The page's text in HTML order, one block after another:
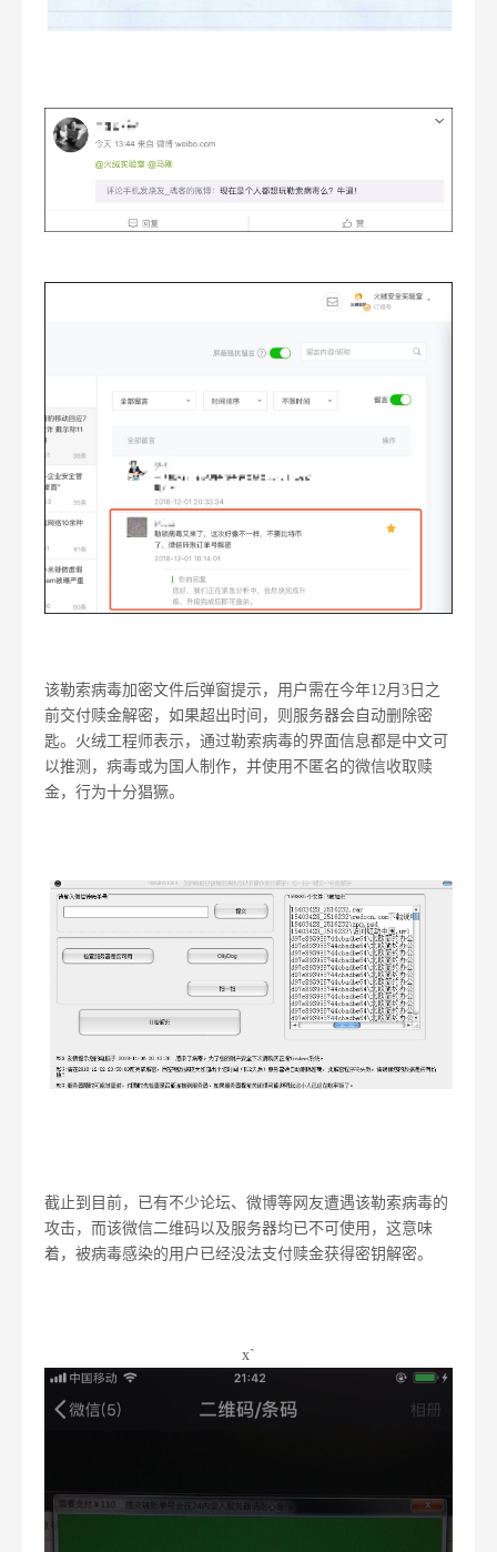
该勒索病毒加密文件后弹窗提示，用户需在今年12月3日之
前交付赎金解密，如果超出时间，则服务器会自动删除密
匙。火绒工程师表示，通过勒索病毒的界面信息都是中文可
以推测，病毒或为国人制作，并使用不匿名的微信收取赎
金，行为十分猖獗。
截止到目前，已有不少论坛、微博等网友遭遇该勒索病毒的
攻击，而该微信二维码以及服务器均已不可使用，这意味
着，被病毒感染的用户已经没法支付赎金获得密钥解密。
x`